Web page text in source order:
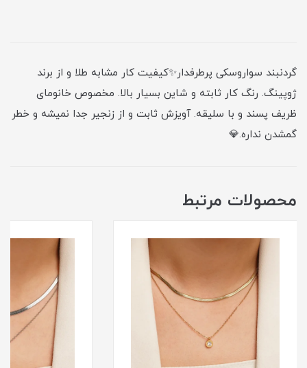
گردنبند سواروسکی پرطرفدار✨کیفیت کار مشابه طلا و از برند
ژوپینگ. رنگ کار ثابته و شاین بسیار بالا. مخصوص خانومای
ظریف پسند و با سلیقه. آویزش ثابت و از زنجیر جدا نمیشه و خطر
گمشدن نداره.💎
محصولات مرتبط